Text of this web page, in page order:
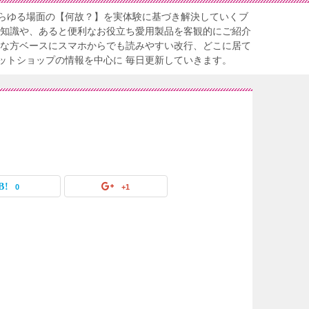
ゆる場面の【何故？】を実体験に基づき解決していくブ
識や、あると便利なお役立ち愛用製品を客観的にご紹介
方ベースにスマホからでも読みやすい改行、どこに居て
ショップの情報を中心に 毎日更新していきます。
0 +1